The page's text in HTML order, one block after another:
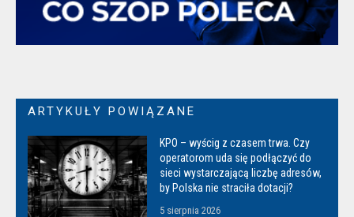
ARTYKUŁY POWIĄZANE
KPO – wyścig z czasem trwa. Czy
operatorom uda się podłączyć do
sieci wystarczającą liczbę adresów,
by Polska nie straciła dotacji?
5 sierpnia 2026